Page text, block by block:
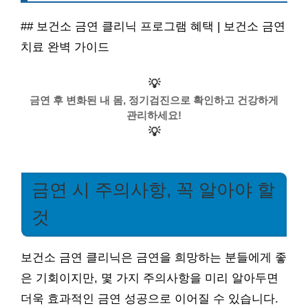
## 보건소 금연 클리닉 프로그램 혜택 | 보건소 금연
치료 완벽 가이드
💡
금연 후 변화된 내 몸, 정기검진으로 확인하고 건강하게
관리하세요!
💡
금연 시 주의사항, 꼭 알아야 할
것
보건소 금연 클리닉은 금연을 희망하는 분들에게 좋
은 기회이지만, 몇 가지 주의사항을 미리 알아두면
더욱 효과적인 금연 성공으로 이어질 수 있습니다.